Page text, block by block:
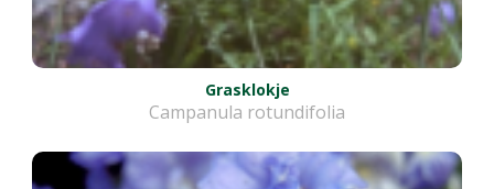
Grasklokje
Campanula rotundifolia